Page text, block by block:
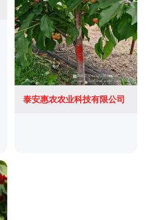
泰安惠农农业科技有限公司